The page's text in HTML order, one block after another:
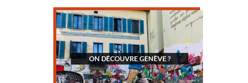
ON DÉCOUVRE GENÈVE ?